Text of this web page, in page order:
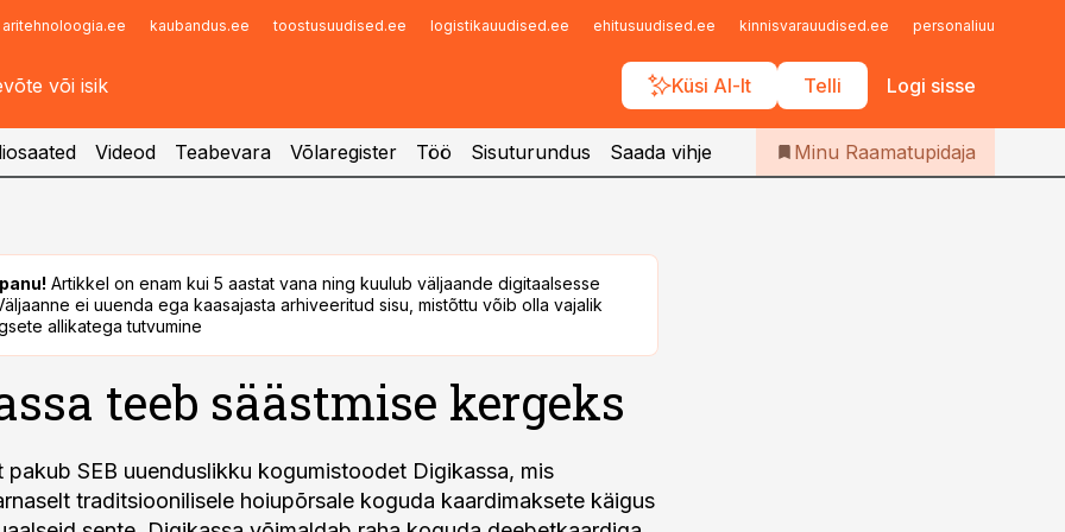
aritehnoloogia.ee kaubandus.ee toostusuudised.ee logistikauudised.ee ehitusuudised.ee kinnisvarauudised.ee personaliuudised.ee
Küsi AI-lt Telli Logi sisse
Infopank
Iseteenindus
Telli Raamatupidaja
Videod Teabevara Võlaregister Töö Sisuturundus Saada vihje Minu Raamatupidaja
Artikkel on enam kui 5 aastat vana ning kuulub väljaande digitaalsesse
ei uuenda ega kaasajasta arhiveeritud sisu, mistõttu võib olla vajalik
allikatega tutvumine
teeb säästmise kergeks
pakub SEB uuenduslikku kogumistoodet Digikassa, mis
traditsioonilisele hoiupõrsale koguda kaardimaksete käigus